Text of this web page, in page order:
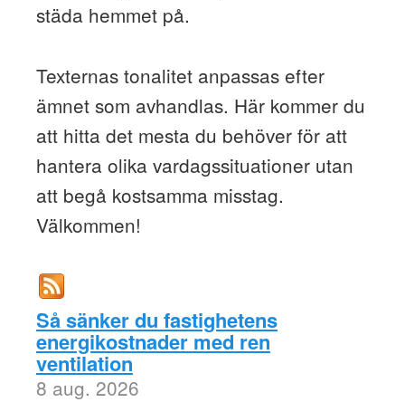
städa hemmet på.
Texternas tonalitet anpassas efter
ämnet som avhandlas. Här kommer du
att hitta det mesta du behöver för att
hantera olika vardagssituationer utan
att begå kostsamma misstag.
Välkommen!
Så sänker du fastighetens
energikostnader med ren
ventilation
8 aug. 2026